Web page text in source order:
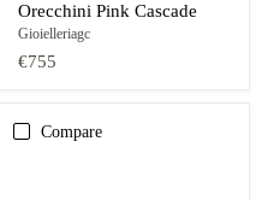
Orecchini Pink Cascade
Gioielleriagc
€755
Compare